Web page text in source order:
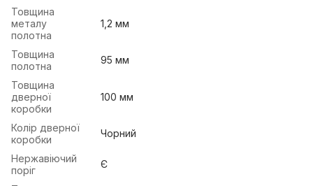
Товщина
металу
полотна
1,2 мм
Товщина
полотна
95 мм
Товщина
дверної
коробки
100 мм
Колір дверної
коробки
Чорний
Нержавіючий
поріг
Є